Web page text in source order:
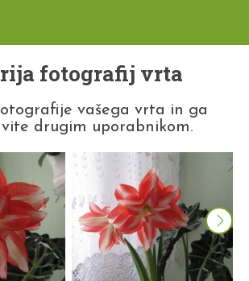
fotografij vrta
vašega vrta in ga
drugim uporabnikom.